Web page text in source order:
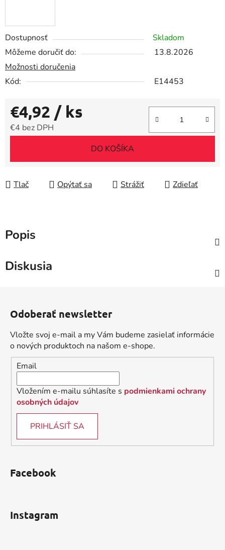
Dostupnosť
Skladom
Môžeme doručiť do:
13.8.2026
Možnosti doručenia
Kód:
E14453
€4,92 / ks
€4 bez DPH
DO KOŠÍKA
Tlač Opýtať sa Strážiť Zdieľať
Popis
Diskusia
Odoberať newsletter
Vložte svoj e-mail a my Vám budeme zasielať informácie
o nových produktoch na našom e-shope.
Email
Vložením e-mailu súhlasíte s podmienkami ochrany
osobných údajov
PRIHLÁSIŤ SA
Facebook
Instagram